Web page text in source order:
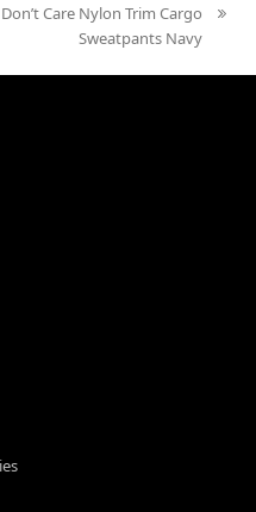
next
Don’t Care Nylon Trim Cargo
Sweatpants Navy